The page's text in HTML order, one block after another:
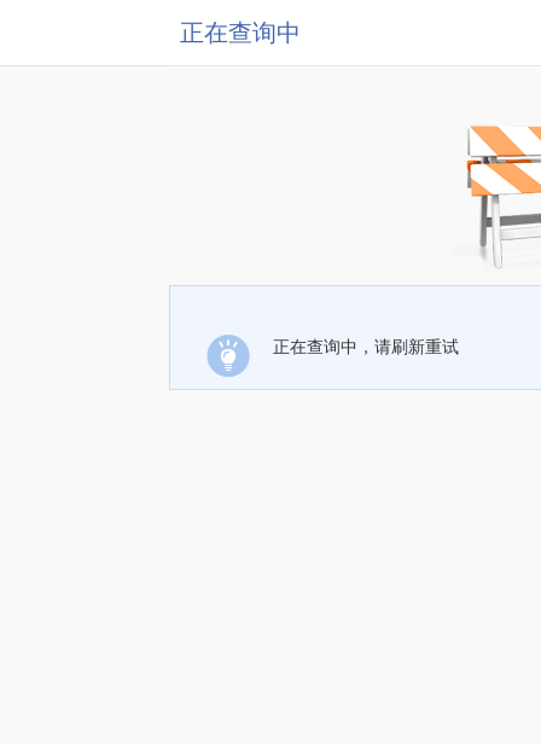
正在查询中
正在查询中，请刷新重试